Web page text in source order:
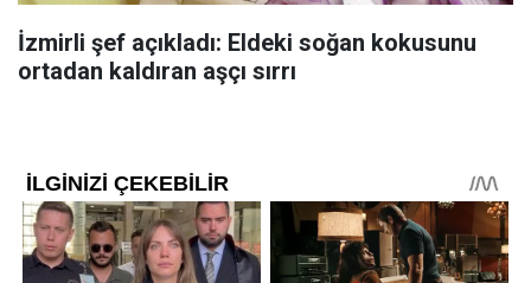
İzmirli şef açıkladı: Eldeki soğan kokusunu
ortadan kaldıran aşçı sırrı